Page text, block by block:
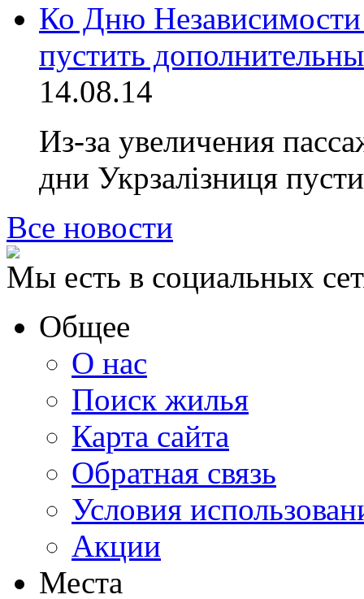
Ко Дню Независимости
пустить
14.08.14
Из-за увеличения
дни Укрзалiзниця
Все новости
Мы есть в социальных
Общее
О нас
Поиск жилья
Карта сайта
Обратная связь
Условия
Акции
Места